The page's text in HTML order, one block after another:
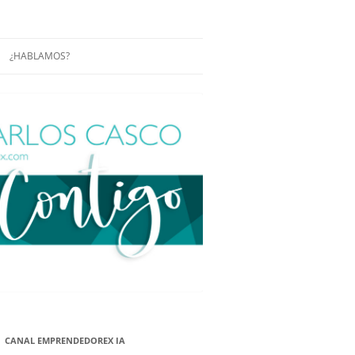
EN
DE
NUEVA
¿HABLAMOS?
CONÓCENOS UN POCO MÁS
CANAL EMPRENDEDOREX IA